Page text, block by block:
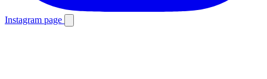
Instagram page